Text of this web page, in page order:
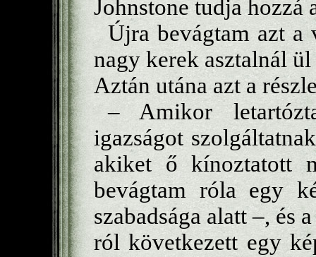
Johnstone tudja hozzá
Újra bevágtam azt a
nagy kerek asztalnál ül
Aztán utána azt a
– Amikor
igazságot
akiket ő kínoztatott
bevágtam róla egy
szabadsága alatt –, és
ról következett egy